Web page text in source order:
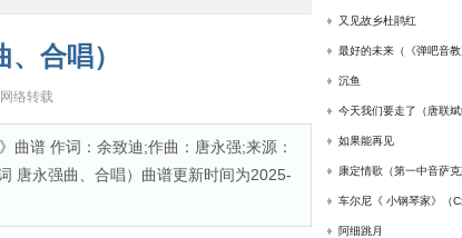
合唱）
网络转载
曲谱 作词：余致迪;作曲：唐永强;来源：
唐永强曲、合唱）曲谱更新时间为2025-
又见故乡杜鹃红
最好的未来（《弹吧音教
沉鱼
今天我们要走了（唐联斌
如果能再见
康定情歌（第一中音萨克
车尔尼《 小钢琴家》（
谱及练习提示）
阿细跳月